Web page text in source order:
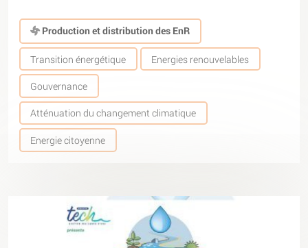
Production et distribution des EnR
Transition énergétique Energies renouvelables
Gouvernance
Atténuation du changement climatique
Energie citoyenne